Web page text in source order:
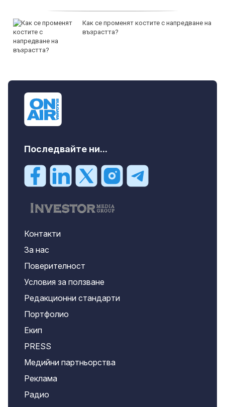
Как се променят костите с напредване на
възрастта?
Последвайте ни...
Контакти
За нас
Поверителност
Условия за ползване
Редакционни стандарти
Портфолио
Екип
PRESS
Медийни партньорства
Реклама
Радио